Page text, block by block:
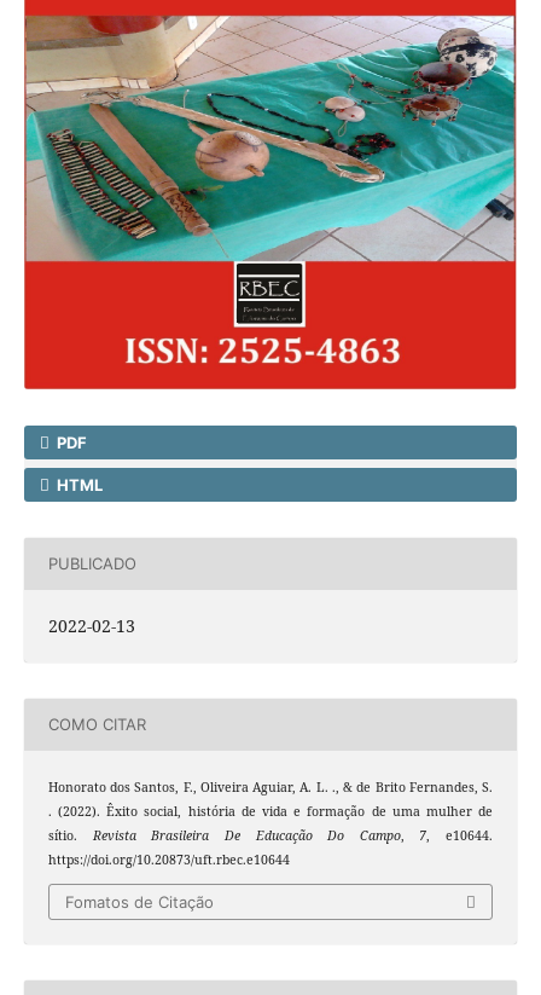
PDF
HTML
PUBLICADO
2022-02-13
COMO CITAR
Honorato dos Santos, F., Oliveira Aguiar, A. L. ., & de Brito Fernandes, S.
. (2022). Êxito social, história de vida e formação de uma mulher de
sítio. Revista Brasileira De Educação Do Campo, 7 , e10644.
https://doi.org/10.20873/uft.rbec.e10644
Fomatos de Citação